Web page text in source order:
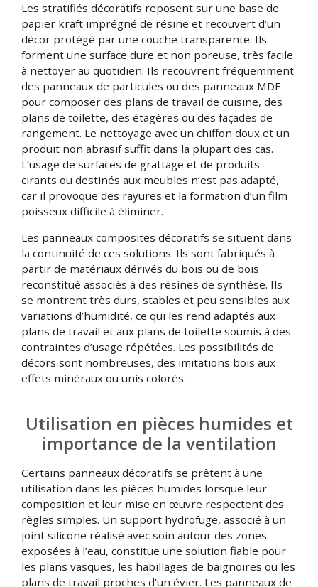
Les stratifiés décoratifs reposent sur une base de
papier kraft imprégné de résine et recouvert d’un
décor protégé par une couche transparente. Ils
forment une surface dure et non poreuse, très facile
à nettoyer au quotidien. Ils recouvrent fréquemment
des panneaux de particules ou des panneaux MDF
pour composer des plans de travail de cuisine, des
plans de toilette, des étagères ou des façades de
rangement. Le nettoyage avec un chiffon doux et un
produit non abrasif suffit dans la plupart des cas.
L’usage de surfaces de grattage et de produits
cirants ou destinés aux meubles n’est pas adapté,
car il provoque des rayures et la formation d’un film
poisseux difficile à éliminer.
Les panneaux composites décoratifs se situent dans
la continuité de ces solutions. Ils sont fabriqués à
partir de matériaux dérivés du bois ou de bois
reconstitué associés à des résines de synthèse. Ils
se montrent très durs, stables et peu sensibles aux
variations d’humidité, ce qui les rend adaptés aux
plans de travail et aux plans de toilette soumis à des
contraintes d’usage répétées. Les possibilités de
décors sont nombreuses, des imitations bois aux
effets minéraux ou unis colorés.
Utilisation en pièces humides et
importance de la ventilation
Certains panneaux décoratifs se prêtent à une
utilisation dans les pièces humides lorsque leur
composition et leur mise en œuvre respectent des
règles simples. Un support hydrofuge, associé à un
joint silicone réalisé avec soin autour des zones
exposées à l’eau, constitue une solution fiable pour
les plans vasques, les habillages de baignoires ou les
plans de travail proches d’un évier. Les panneaux de